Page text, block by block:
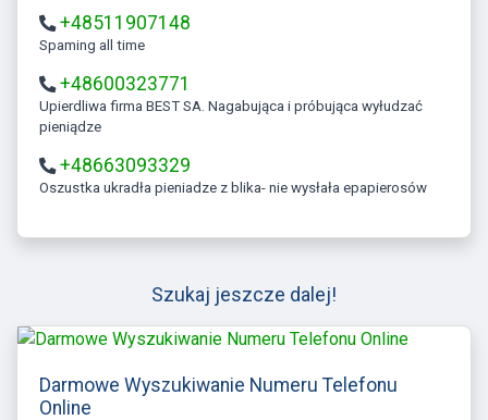
+48511907148
Spaming all time
+48600323771
Upierdliwa firma BEST SA. Nagabująca i próbująca wyłudzać
pieniądze
+48663093329
Oszustka ukradła pieniadze z blika- nie wysłała epapierosów
Szukaj jeszcze dalej!
Darmowe Wyszukiwanie Numeru Telefonu
Online